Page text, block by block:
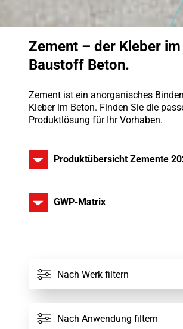
Zement – der Kleber im
Baustoff Beton.
Zement ist ein anorganisches
Kleber im Beton. Finden Sie die
Produktlösung für Ihr Vorhaben.
Produktübersicht Zemente
GWP-Matrix
Nach Werk filtern
Alle Werke
Nach Anwendung filtern
Alle Zemente